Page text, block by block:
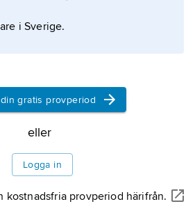
i Sverige.
gratis provperiod
eller
Logga in
kostnadsfria provperiod härifrån.